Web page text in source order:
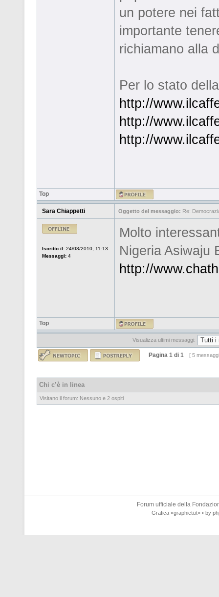
un potere nei
importante
richiamano alla
Per lo stato
http://
http://
http://
Top
Sara Chiappetti Oggetto del messaggio: Re:
Iscritto il: 24/08/2010, 11:13
Messaggi: 4
Molto
Nigeria Asiwaju
http://
Top
Visualizza ultimi messaggi:
Pagina 1 di 1 [ 5
Chi c’è in linea
Visitano il forum: Nessuno e 2 ospiti
Forum ufficiale della
Grafica «graphieti.it» • by